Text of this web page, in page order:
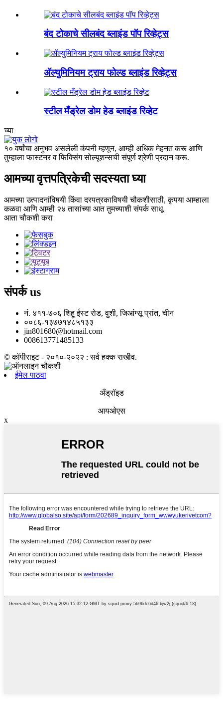
बंद टोकाचे सीलबंद ब्लाइंड पॉप रिव्हेट्स
ॲल्युमिनियम ट्राय फोल्ड ब्लाइंड रिव्हेट्स
स्टील मँड्रेल डोम हेड ब्लाइंड रिव्हेट
च्या
१० वर्षांचा अनुभव असलेली कंपनी म्हणून, आम्ही अधिक मेहनत करू आणि
तुम्हाला फास्टनर व फिक्सिंग सोल्यूशन्सची संपूर्ण श्रेणी प्रदान करू.
आमच्या वृत्तपत्रिकेची सदस्यता घ्या
आमच्या उत्पादनांविषयी किंवा दरपत्रकाविषयी चौकशीसाठी, कृपया आम्हाला
कळवा आणि आम्ही २४ तासांच्या आत तुमच्याशी संपर्क साधू.
आता चौकशी करा
संपर्कus
नं. ४११-७०६ शिहू ईस्ट रोड, वुशी, जिआंग्सू प्रांत, चीन
००८६-१३७७१४८५१३३
jin801680@hotmail.com
008613771485133
© कॉपीराइट - २०१०-२०२२ : सर्व हक्क राखीव.
ईमेल पाठवा
अँड्रॉइड
आयओएस
x